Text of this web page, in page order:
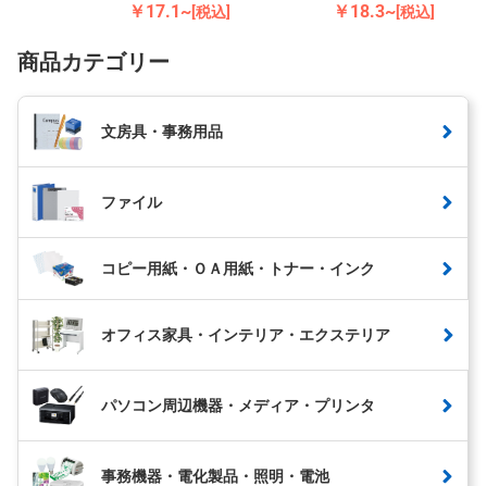
￥17.1~[税込] ￥18.3~[税込]
商品カテゴリー
文房具・事務用品
ファイル
コピー用紙・ＯＡ用紙・トナー・インク
オフィス家具・インテリア・エクステリア
パソコン周辺機器・メディア・プリンタ
事務機器・電化製品・照明・電池